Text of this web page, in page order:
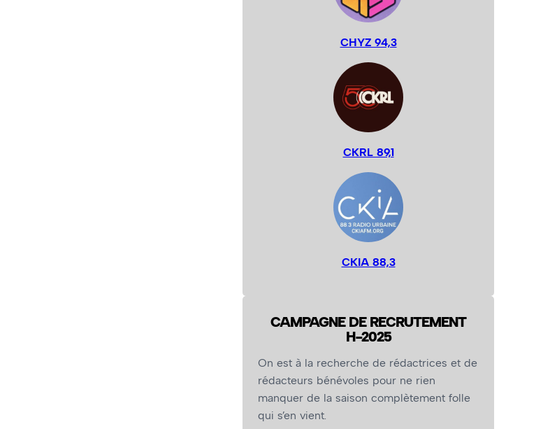
CHYZ 94,3
CKRL 89,1
CKIA 88,3
CAMPAGNE DE RECRUTEMENT
H-2025
On est à la recherche de rédactrices et de
rédacteurs bénévoles pour ne rien
manquer de la saison complètement folle
qui s’en vient.